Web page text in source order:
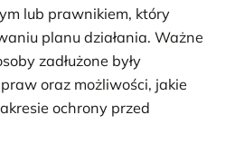
lub prawnikiem, który
planu działania. Ważne
zadłużone były
oraz możliwości, jakie
ochrony przed